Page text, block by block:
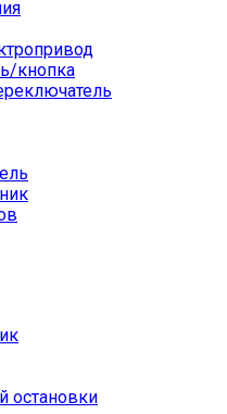
кнопка
остановки